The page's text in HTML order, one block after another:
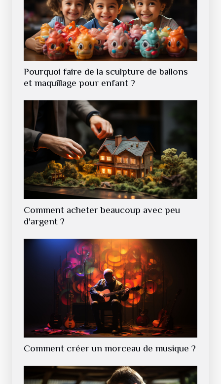
Pourquoi faire de la sculpture de ballons
et maquillage pour enfant ?
Comment acheter beaucoup avec peu
d'argent ?
Comment créer un morceau de musique ?